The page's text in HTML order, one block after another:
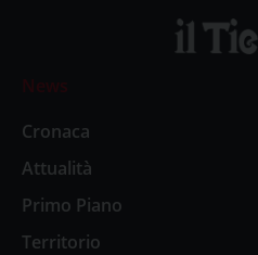
News
Cronaca
Attualità
Primo Piano
Territorio